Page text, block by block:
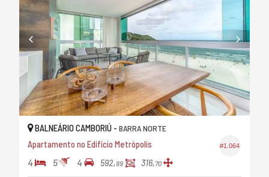
#1.064
BALNEÁRIO CAMBORIÚ - BARRA NORTE
Apartamento no Edifício Metrópolis
4 5 4 592,99 316,70